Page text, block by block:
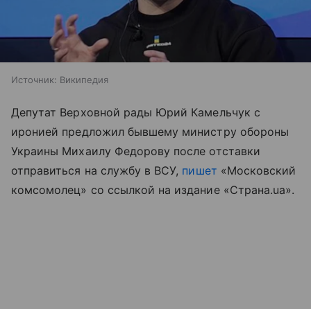
Источник: Википедия
Депутат Верховной рады Юрий Камельчук с
иронией предложил бывшему министру обороны
Украины Михаилу Федорову после отставки
отправиться на службу в ВСУ, пишет «Московский
комсомолец» со ссылкой на издание «Страна.ua».